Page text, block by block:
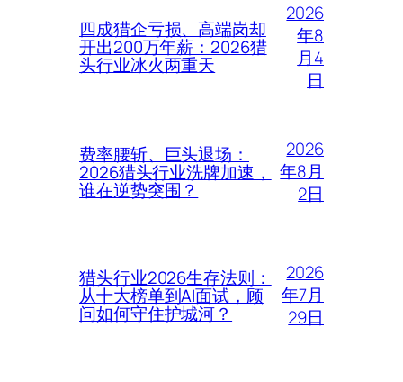
四成猎企亏损、高端岗却
开出200万年薪：2026猎
头行业冰火两重天
2026
年8
月4
日
费率腰斩、巨头退场：
2026猎头行业洗牌加速，
谁在逆势突围？
2026
年8月
2日
猎头行业2026生存法则：
从十大榜单到AI面试，顾
问如何守住护城河？
2026
年7月
29日